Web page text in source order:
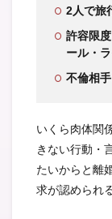
2人で旅
許容限
ール・
不倫相
いくら肉体関
きない行動・
たいからと離
求が認められ